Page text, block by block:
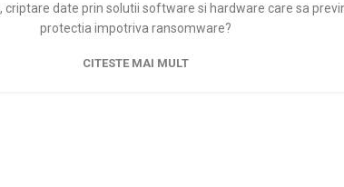
date prin solutii software si hardware care sa
protectia impotriva ransomware?
CITESTE MAI MULT